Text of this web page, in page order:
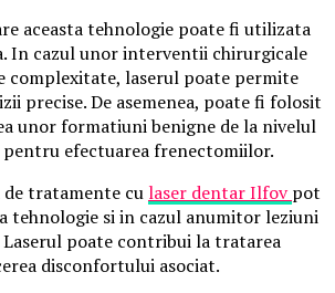
aceasta tehnologie poate fi utilizata
In cazul unor interventii chirurgicale
complexitate, laserul poate permite
precise. De asemenea, poate fi folosit
unor formatiuni benigne de la nivelul
pentru efectuarea frenectomiilor.
tratamente culaser dentar Ilfovpot
tehnologie si in cazul anumitor leziuni
Laserul poate contribui la tratarea
disconfortului asociat.